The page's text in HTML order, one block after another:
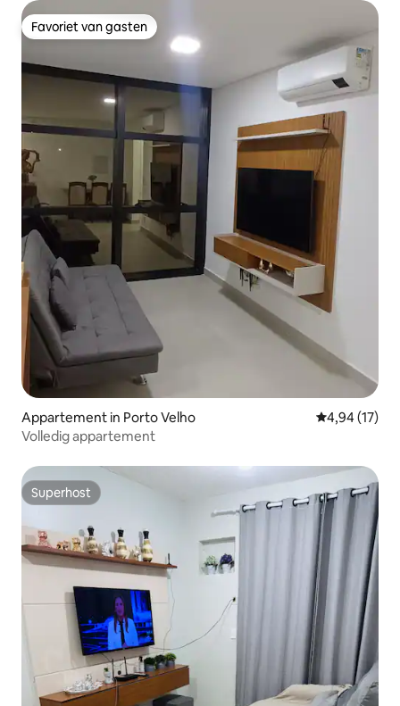
Favoriet van gasten
Favoriet van gasten
Appartement in Porto Velho Gemiddelde
4,94 (17)
Volledig appartement
Superhost
Superhost